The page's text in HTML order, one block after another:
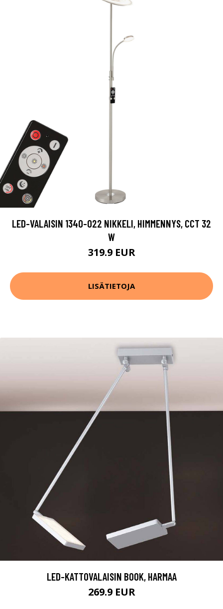
LED-VALAISIN 1340-022 NIKKELI, HIMMENNYS, CCT 32
W
319.9 EUR
LISÄTIETOJA
LED-KATTOVALAISIN BOOK, HARMAA
269.9 EUR